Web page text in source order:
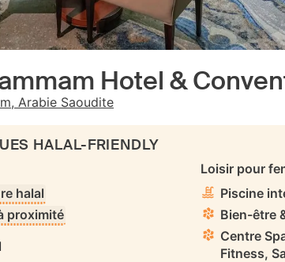
Hotel &
Arabie Saoudite
HALAL-FRIENDLY
halal
proximité
Loisir pour
Piscine
Bien-être
Centre
Fitness,